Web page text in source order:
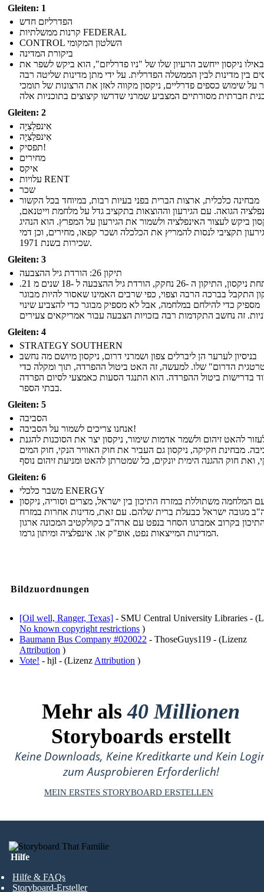
Gleiten: 1
הפדרליזם חדש
קרנות ממשלתיות FEDERAL
CONTROL השלטון המקומי
ביקורת המדינה
באילו ניקסון ייחשב הרעיון שלו של "ניו פדרליזם", הוא ביקש לשפר את
בין מדינות לבין הממשלה הפדרלית. על ידי מתן מדינות שליטה רבה
על שימוש כספים פדרליים, ניקסון מקווה לאזן את הרצונות של תומכי
Gleiten: 2
אִינפלַצִיָה
אִינפלַצִיָה
תפסיק!
מחירים
איקס
עלויות RENT
שכר
מבחינה כלכלית, ארצות הברית בפני בעיות רבות, במיוחד בכל הקשור
הגואה. עם הגירעון וההוצאות בתקציב גדל על מלחמת וייטנאם,
ביקש לעצור האינפלציה ולשמור את הגירעון על המפרץ. הוא הנהיג
גירעון תקציבי לנסות להמריץ את הכלכלה ושכר קפאו, מחירים, וכן דמי
שכירות בשנת 1971.
Gleiten: 3
תיקון 26: הורדת גיל ההצבעה
תחת ניקסון, התיקון ה -26 נחקק, הורדת גיל ההצבעה ל -18 שנים מ 21.
התקבל בברכה הרבה וצפוי, כפי שרבים האמינו שאסור להיות מבוגר
מספיק כדי להילחם במלחמה, אבל לא מספיק מבוגר כדי להצביע שינוי
Gleiten: 4
STRATEGY SOUTHERN
בניסיון לערער הן ליברלים צפון ושמרני דרום, ניקסון מיושם מה נחשב
הדרום" שלו. למעשה, זה האט ביטול ההפרדה, תוך ומקלה כדי
בדרישות ביטול ההפרדה. הוא התנגד הסעות כאמצעי לסיום הפרדה
בבתי הספר.
Gleiten: 5
הסביבה
אנחנו צריכים לשמור על הסביבה!
להאט זיהום ולשמר אדמות שימור, ניקסון יצר את הסוכנות להגנת
מבחינת חקיקה, ניקסון גם העביר את חוק האוויר הנקי, חוק המים
Gleiten: 6
משבר כלכלי ENERGY
המלחמה משתוללת במזרח התיכון בין ישראל, מצרים וסוריה, ניקסון
מגובה ישראל כבעלת ברית שלהם. עם זאת, מדינות אחרות במזרח
בקרוב אמברגו הסחר בנפט עם ארה"ב כקולקטיב המכונה ארגון
המדינות המייצאות נפט, אופ"ק או. אינפלציה ומיתון גרמו.
Bildzuordnungen
[Oil well, Ranger, Texas] - SMU Central University Libraries -
No known copyright restrictions )
Baumann Bus Company #020022 - ThoseGuys119 - (Lizenz
Attribution )
Vote! - hjl - (Lizenz Attribution )
Mehr als40 Millionen
Storyboards erstellt
Keine Downloads, Keine Kreditkarte und Kein
zum Ausprobieren Erforderlich!
MEIN ERSTES STORYBOARD ERSTELLEN
Hilfe
Hilfe & FAQs
Storyboard-Ersteller